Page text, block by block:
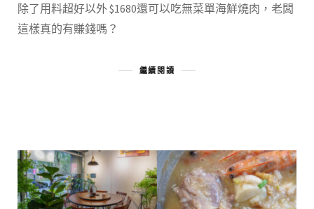
除了用料超好以外 $1680還可以吃無菜單海鮮燒肉，老闆
這樣真的有賺錢嗎？
繼續閱讀